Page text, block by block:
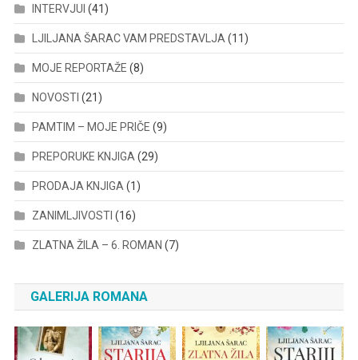
INTERVJUI (41)
LJILJANA ŠARAC VAM PREDSTAVLJA (11)
MOJE REPORTAŽE (8)
NOVOSTI (21)
PAMTIM – MOJE PRIČE (9)
PREPORUKE KNJIGA (29)
PRODAJA KNJIGA (1)
ZANIMLJIVOSTI (16)
ZLATNA ŽILA – 6. ROMAN (7)
GALERIJA ROMANA